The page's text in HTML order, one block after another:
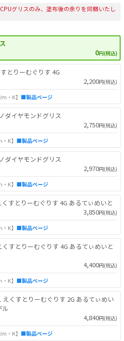
グリスのみ、塗布後の余りを同梱いたし
0円(税込)
とりーむぐりす 4G
2,200円(税込)
・K】 ■製品ページ
ダイヤモンドグリス
2,750円(税込)
K】 ■製品ページ
ダイヤモンドグリス
2,970円(税込)
K】 ■製品ページ
くすとりーむぐりす 4G あるてぃめいと
3,850円(税込)
K】 ■製品ページ
くすとりーむぐりす 4G あるてぃめいと
4,400円(税込)
K】 ■製品ページ
えくすとりーむぐりす 2G あるてぃめい
ル
4,840円(税込)
・K】 ■製品ページ